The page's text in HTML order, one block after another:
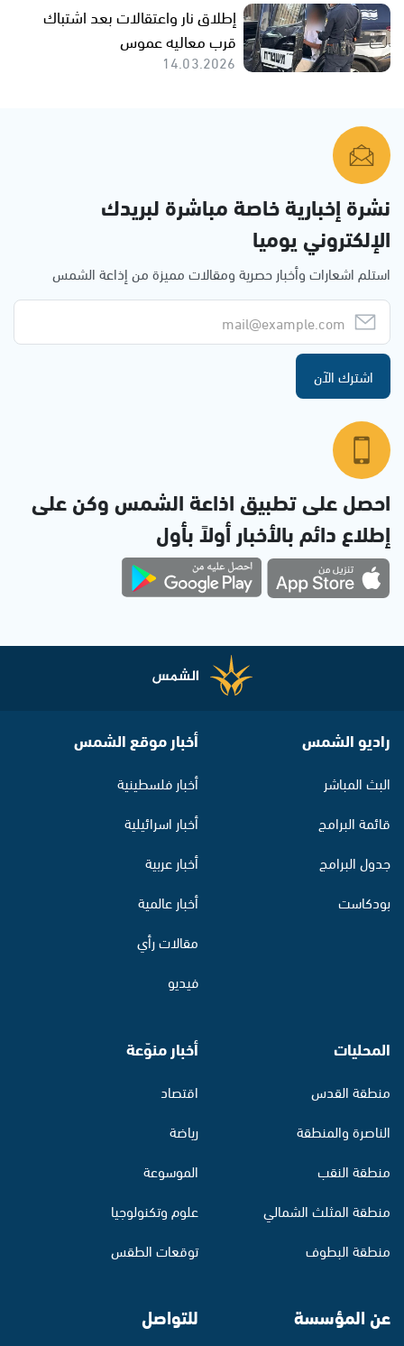
إطلاق نار واعتقالات بعد اشتباك
قرب معاليه عموس
14.03.2026
نشرة إخبارية خاصة مباشرة لبريدك
الإلكتروني يوميا
استلم اشعارات وأخبار حصرية ومقالات مميزة من إذاعة الشمس
اشترك الآن
احصل على تطبيق اذاعة الشمس وكن على
إطلاع دائم بالأخبار أولاً بأول
راديو الشمس
البث المباشر
قائمة البرامج
جدول البرامج
بودكاست
أخبار موقع الشمس
أخبار فلسطينية
أخبار اسرائيلية
أخبار عربية
أخبار عالمية
مقالات رأي
فيديو
المحليات
منطقة القدس
الناصرة والمنطقة
منطقة النقب
منطقة المثلث الشمالي
منطقة البطوف
أخبار منوّعة
اقتصاد
رياضة
الموسوعة
علوم وتكنولوجيا
توقعات الطقس
عن المؤسسة للتواصل